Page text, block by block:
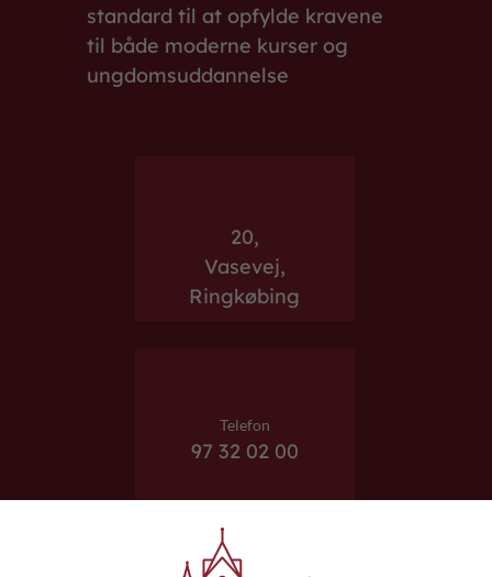
standard til at opfylde kravene
til både moderne kurser og
ungdomsuddannelse
20,
Vasevej,
Ringkøbing
Telefon
97 32 02 00